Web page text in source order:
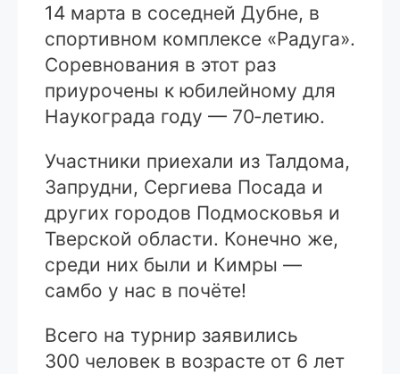
14 марта в соседней Дубне, в
спортивном комплексе «Радуга».
Соревнования в этот раз
приурочены к юбилейному для
Наукограда году — 70‑летию.
Участники приехали из Талдома,
Запрудни, Сергиева Посада и
других городов Подмосковья и
Тверской области. Конечно же,
среди них были и Кимры —
самбо у нас в почёте!
Всего на турнир заявились
300 человек в возрасте от 6 лет